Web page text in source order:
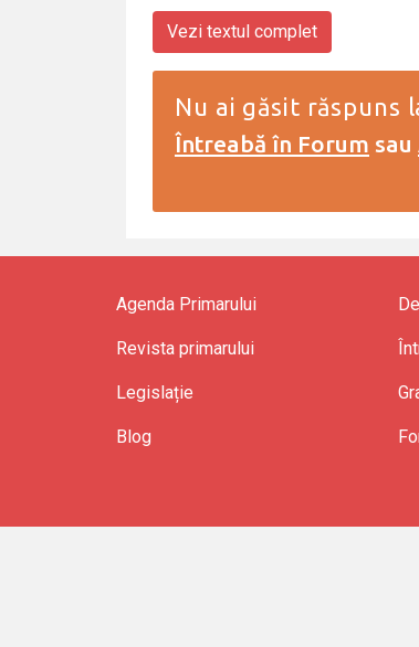
Vezi textul complet
Nu ai găsit răspuns
Întreabă în Forum sau
Agenda Primarului
Revista primarului
Legislație
Blog